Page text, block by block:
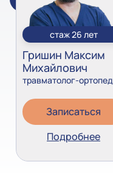
стаж 26 лет
Гришин Максим
Михайлович
травматолог-ортопед
Записаться
Подробнее